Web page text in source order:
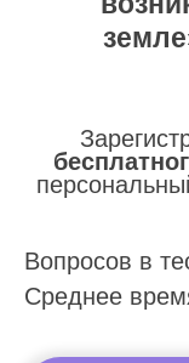
Вопросов в
Среднее